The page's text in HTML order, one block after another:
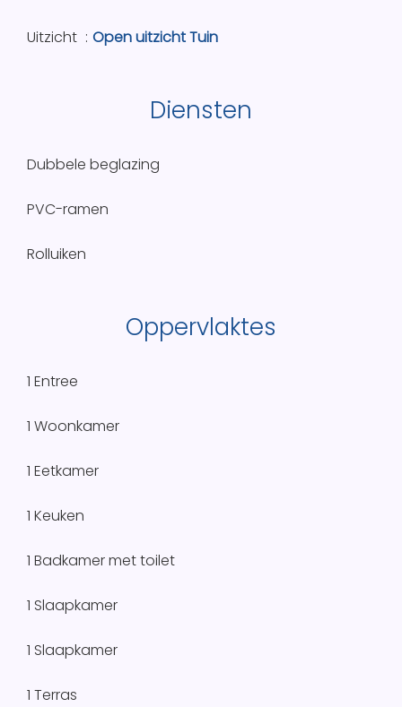
Uitzicht Open uitzicht Tuin
Diensten
Dubbele beglazing
PVC-ramen
Rolluiken
Oppervlaktes
1 Entree
1 Woonkamer
1 Eetkamer
1 Keuken
1 Badkamer met toilet
1 Slaapkamer
1 Slaapkamer
1 Terras